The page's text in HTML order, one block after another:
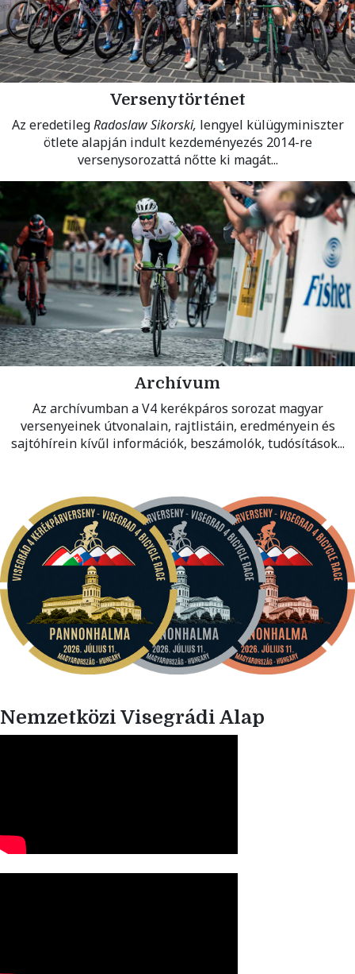
Versenytörténet
Az eredetilegRadoslaw Sikorski, lengyel külügyminiszter
ötlete alapján indult kezdeményezés 2014-re
versenysorozattá nőtte ki magát...
Archívum
Az archívumban a V4 kerékpáros sorozat magyar
versenyeinek útvonalain, rajtlistáin, eredményein és
sajtóhírein kívűl információk, beszámolók, tudósítások...
Nemzetközi Visegrádi Alap